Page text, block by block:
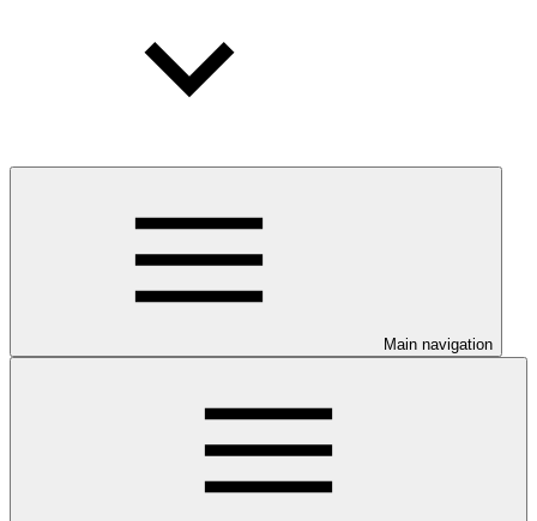
Main navigation